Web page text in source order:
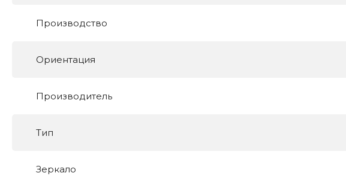
Производство
Ориентация
Производитель
Тип
Зеркало